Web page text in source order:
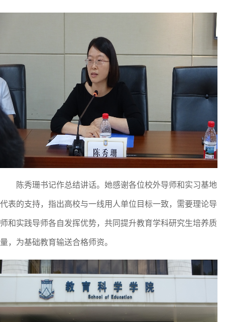
陈秀珊书记作总结讲话。她感谢各位校外导师和实习基地
代表的支持，指出高校与一线用人单位目标一致，需要理论导
师和实践导师各自发挥优势，共同提升教育学科研究生培养质
量，为基础教育输送合格师资。